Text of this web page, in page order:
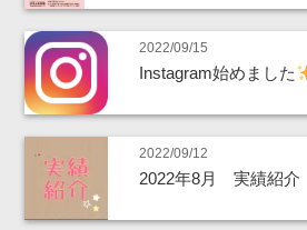
2022/09/15
Instagram始めました
2022/09/12
2022年8月 実績紹介